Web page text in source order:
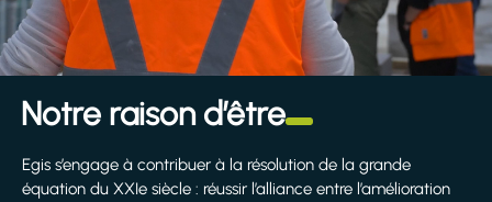
Notre raison d’être
Egis s’engage à contribuer à la résolution de la grande
équation du XXIe siècle : réussir l’alliance entre l’amélioration